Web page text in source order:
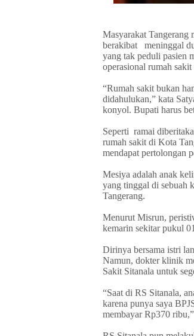
Masyarakat Tangerang
berakibat
meninggal
yang tak peduli pasien
operasional rumah sakit
“Rumah sakit bukan
didahulukan,” kata
konyol. Bupati harus
Seperti ramai
rumah sakit di Kota
mendapat pertolongan
Mesiya adalah anak
yang tinggal di sebuah
Tangerang.
Menurut Misrun,
kemarin sekitar pukul
Dirinya bersama istri
Namun, dokter klinik
Sakit Sitanala untuk
“Saat di RS Sitanala,
karena punya saya
membayar Rp370